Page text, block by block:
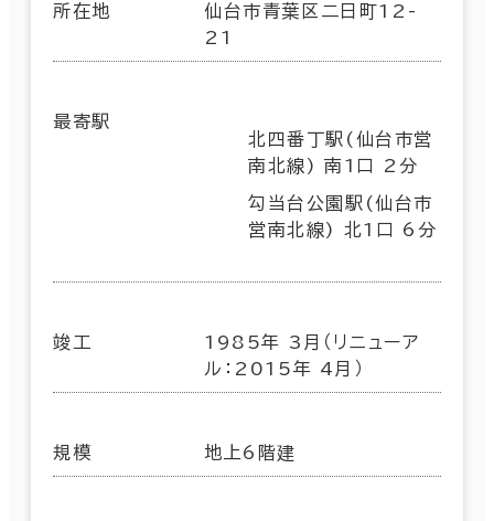
所在地
仙台市青葉区二日町12-
21
最寄駅
北四番丁駅(仙台市営
南北線) 南1口 2分
勾当台公園駅(仙台市
営南北線) 北1口 6分
竣工
1985年 3月（リニューア
ル：2015年 4月）
規模 地上6階建